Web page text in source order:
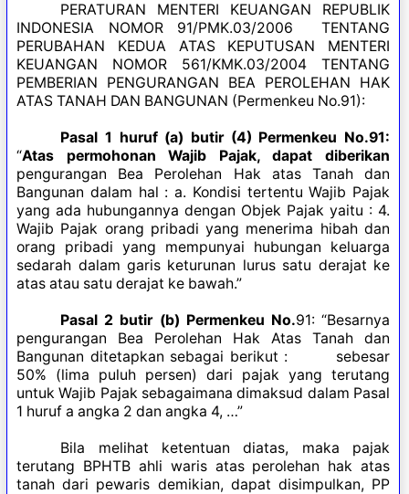
PERATURAN MENTERI KEUANGAN REPUBLIK
INDONESIA NOMOR 91/PMK.03/2006 TENTANG
PERUBAHAN KEDUA ATAS KEPUTUSAN MENTERI
KEUANGAN NOMOR 561/KMK.03/2004 TENTANG
PEMBERIAN PENGURANGAN BEA PEROLEHAN HAK
ATAS TANAH DAN BANGUNAN (Permenkeu No.91):
Pasal 1 huruf (a) butir (4) Permenkeu No.91:
“Atas permohonan Wajib Pajak, dapat diberikan
pengurangan Bea Perolehan Hak atas Tanah dan
Bangunan dalam hal : a. Kondisi tertentu Wajib Pajak
yang ada hubungannya dengan Objek Pajak yaitu : 4.
Wajib Pajak orang pribadi yang menerima hibah dan
orang pribadi yang mempunyai hubungan keluarga
sedarah dalam garis keturunan lurus satu derajat ke
atas atau satu derajat ke bawah.”
Pasal 2 butir (b) Permenkeu No.91: “Besarnya
pengurangan Bea Perolehan Hak Atas Tanah dan
Bangunan ditetapkan sebagai berikut : sebesar
50% (lima puluh persen) dari pajak yang terutang
untuk Wajib Pajak sebagaimana dimaksud dalam Pasal
1 huruf a angka 2 dan angka 4, …”
Bila melihat ketentuan diatas, maka pajak
terutang BPHTB ahli waris atas perolehan hak atas
tanah dari pewaris demikian, dapat disimpulkan, PP